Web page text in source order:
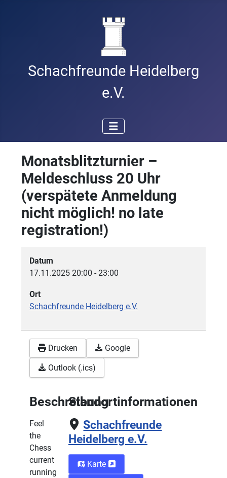
Schachfreunde Heidelberg
e.V.
Monatsblitzturnier –
Meldeschluss 20 Uhr
(verspätete Anmeldung
nicht möglich! no late
registration!)
Datum
17.11.2025 20:00 - 23:00
Ort
Schachfreunde Heidelberg e.V.
Drucken Google
Outlook (.ics)
Beschreibung
Feel
the
Chess
current
running
Standortinformationen
Schachfreunde
Heidelberg e.V.
Karte